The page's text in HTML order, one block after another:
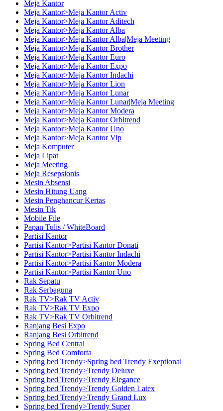
Meja Kantor
Meja Kantor>Meja Kantor Activ
Meja Kantor>Meja Kantor Aditech
Meja Kantor>Meja Kantor Alba
Meja Kantor>Meja Kantor Alba|Meja Meeting
Meja Kantor>Meja Kantor Brother
Meja Kantor>Meja Kantor Euro
Meja Kantor>Meja Kantor Expo
Meja Kantor>Meja Kantor Indachi
Meja Kantor>Meja Kantor Lion
Meja Kantor>Meja Kantor Lunar
Meja Kantor>Meja Kantor Lunar|Meja Meeting
Meja Kantor>Meja Kantor Modera
Meja Kantor>Meja Kantor Orbitrend
Meja Kantor>Meja Kantor Uno
Meja Kantor>Meja Kantor Vip
Meja Komputer
Meja Lipat
Meja Meeting
Meja Resepsionis
Mesin Absensi
Mesin Hitung Uang
Mesin Penghancur Kertas
Mesin Tik
Mobile File
Papan Tulis / WhiteBoard
Partisi Kantor
Partisi Kantor>Partisi Kantor Donati
Partisi Kantor>Partisi Kantor Indachi
Partisi Kantor>Partisi Kantor Modera
Partisi Kantor>Partisi Kantor Uno
Rak Sepatu
Rak Serbaguna
Rak TV>Rak TV Activ
Rak TV>Rak TV Expo
Rak TV>Rak TV Orbitrend
Ranjang Besi Expo
Ranjang Besi Orbitrend
Spring Bed Central
Spring Bed Comforta
Spring bed Trendy>Spring bed Trendy Exeptional
Spring bed Trendy>Trendy Deluxe
Spring bed Trendy>Trendy Elegance
Spring bed Trendy>Trendy Golden Latex
Spring bed Trendy>Trendy Grand Lux
Spring bed Trendy>Trendy Super